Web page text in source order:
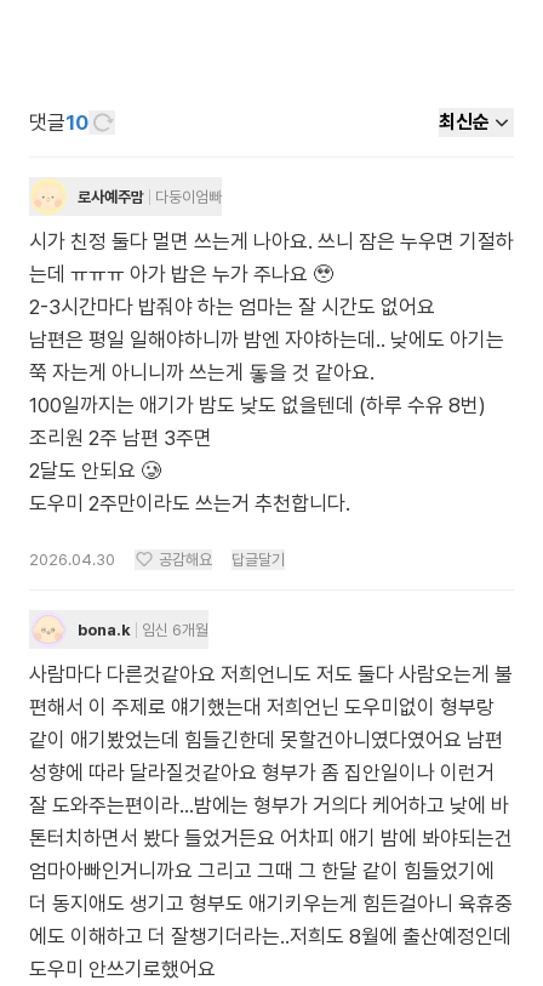
댓글10 최신순
로사예주맘 다둥이엄빠
시가 친정 둘다 멀면 쓰는게 나아요. 쓰니 잠은 누우면 기절하
는데 ㅠㅠㅠ 아가 밥은 누가 주나요 🥹
2-3시간마다 밥줘야 하는 엄마는 잘 시간도 없어요
남편은 평일 일해야하니까 밤엔 자야하는데.. 낮에도 아기는
쭉 자는게 아니니까 쓰는게 돟을 것 같아요.
100일까지는 애기가 밤도 낮도 없을텐데 (하루 수유 8번)
조리원 2주 남편 3주면
2달도 안되요 🥲
도우미 2주만이라도 쓰는거 추천합니다.
2026.04.30 공감해요 답글달기
bona.k 임신 6개월
사람마다 다른것같아요 저희언니도 저도 둘다 사람오는게 불
편해서 이 주제로 얘기했는대 저희언닌 도우미없이 형부랑
같이 애기봤었는데 힘들긴한데 못할건아니였다였어요 남편
성향에 따라 달라질것같아요 형부가 좀 집안일이나 이런거
잘 도와주는편이라…밤에는 형부가 거의다 케어하고 낮에 바
톤터치하면서 봤다 들었거든요 어차피 애기 밤에 봐야되는건
엄마아빠인거니까요 그리고 그때 그 한달 같이 힘들었기에
더 동지애도 생기고 형부도 애기키우는게 힘든걸아니 육휴중
에도 이해하고 더 잘챙기더라는..저희도 8월에 출산예정인데
도우미 안쓰기로했어요